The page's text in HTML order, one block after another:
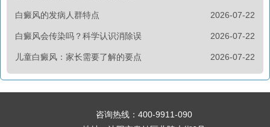
2026-07-22
白癜风的发病人群特点
2026-07-22
白癜风会传染吗？科学认识消除误
2026-07-22
儿童白癜风：家长需要了解的要点
咨询热线： 400-9911-090